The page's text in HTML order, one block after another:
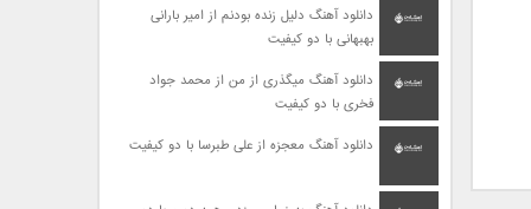
دانلود آهنگ دلیل زنده بودنم از امیر بارانی
بهبهانی با دو کیفیت
دانلود آهنگ میگذری از من از محمد جواد
فخری با دو کیفیت
دانلود آهنگ معجزه از علی طبرسا با دو کیفیت